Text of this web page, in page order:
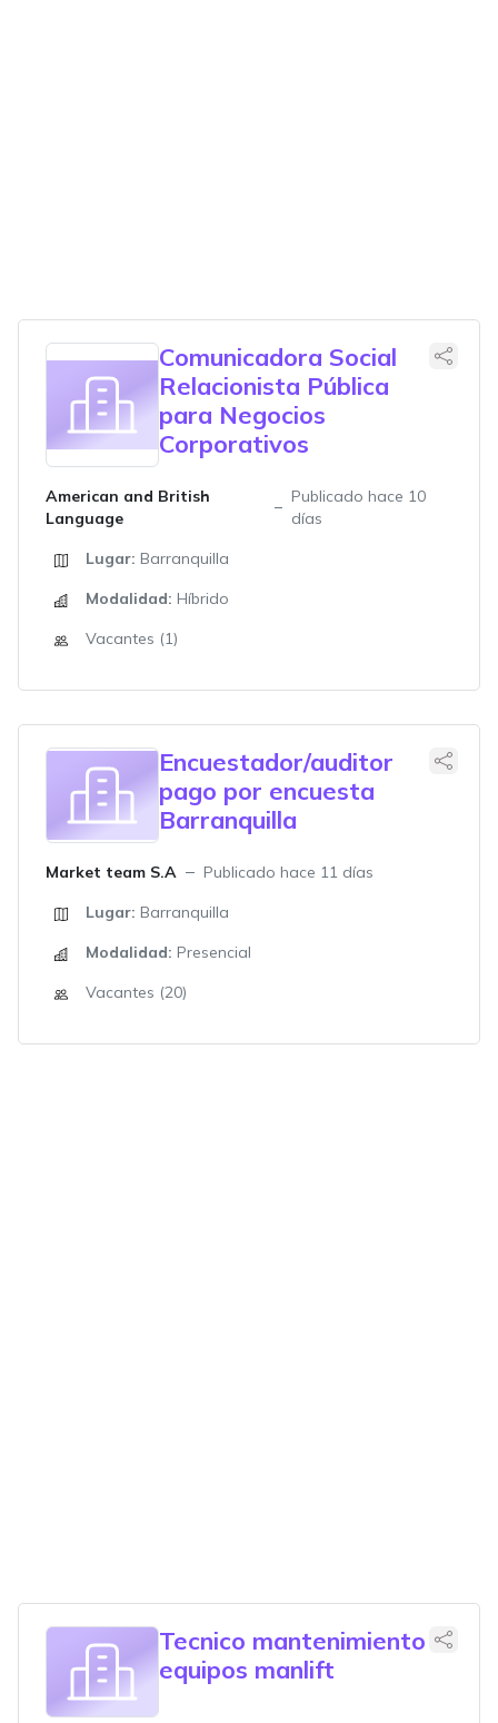
Comunicadora Social
Relacionista Pública
para Negocios
Corporativos
American and British
Language
Publicado hace 10
días
Lugar: Barranquilla
Modalidad: Híbrido
Vacantes (1)
Encuestador/auditor
pago por encuesta
Barranquilla
Market team S.A
Publicado hace 11 días
Lugar: Barranquilla
Modalidad: Presencial
Vacantes (20)
Tecnico mantenimiento
equipos manlift